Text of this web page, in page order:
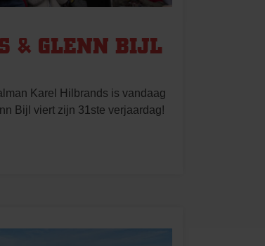
& GLENN BIJL
Karel Hilbrands is vandaag
Bijl viert zijn 31ste verjaardag!